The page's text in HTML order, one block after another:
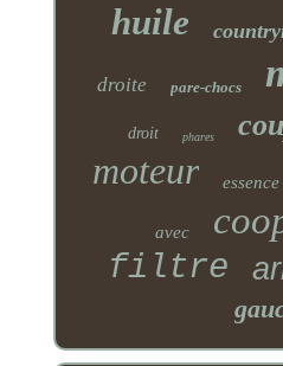
huile
droite pare-chocs
droit phares
moteur essence
avec
filtre